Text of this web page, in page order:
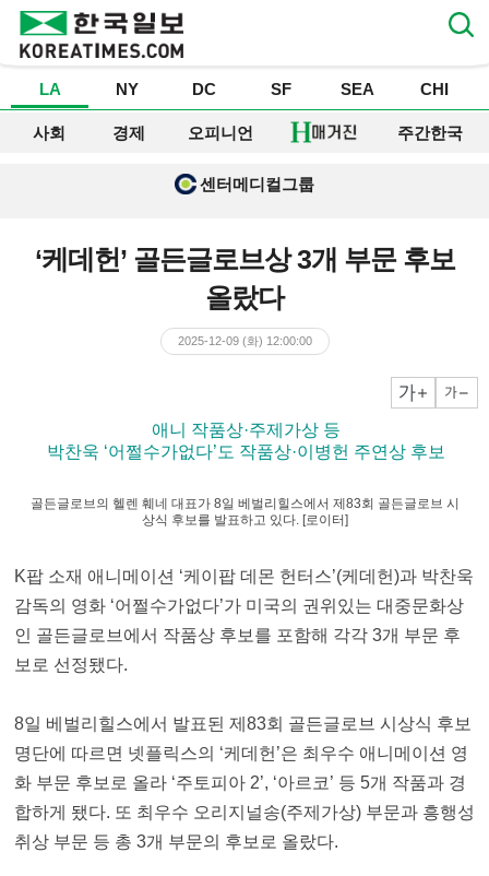
LA NY DC SF SEA CHI
사회 경제 오피니언 주간한국
센터메디컬그룹
‘케데헌’ 골든글로브상 3개 부문 후보
올랐다
2025-12-09 (화) 12:00:00
▶ 애니 작품상·주제가상 등
▶ 박찬욱 ‘어쩔수가없다’도 작품상·이병헌 주연상 후보
골든글로브의 헬렌 훼네 대표가 8일 베벌리힐스에서 제83회 골든글로브 시
상식 후보를 발표하고 있다. [로이터]
K팝 소재 애니메이션 ‘케이팝 데몬 헌터스’(케데헌)과 박찬욱
감독의 영화 ‘어쩔수가없다’가 미국의 권위있는 대중문화상
인 골든글로브에서 작품상 후보를 포함해 각각 3개 부문 후
보로 선정됐다.
8일 베벌리힐스에서 발표된 제83회 골든글로브 시상식 후보
명단에 따르면 넷플릭스의 ‘케데헌’은 최우수 애니메이션 영
화 부문 후보로 올라 ‘주토피아 2’, ‘아르코’ 등 5개 작품과 경
합하게 됐다. 또 최우수 오리지널송(주제가상) 부문과 흥행성
취상 부문 등 총 3개 부문의 후보로 올랐다.